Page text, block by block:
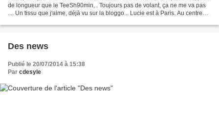
de longueur que le TeeSh90min, . Toujours pas de volant, ça ne me va pas
.... Un tissu que j'aime, déjà vu sur la bloggo... Lucie est à Paris. Au centre
Des news
Publié le 20/07/2014 à 15:38
Par cdesyle